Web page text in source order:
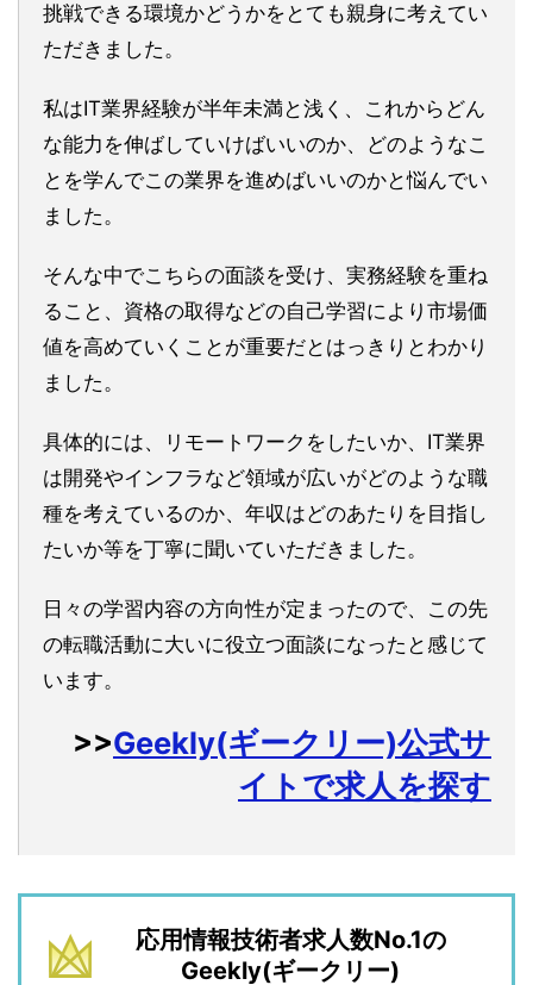
挑戦できる環境かどうかをとても親身に考えてい
ただきました。
私はIT業界経験が半年未満と浅く、これからどん
な能力を伸ばしていけばいいのか、どのようなこ
とを学んでこの業界を進めばいいのかと悩んでい
ました。
そんな中でこちらの面談を受け、実務経験を重ね
ること、資格の取得などの自己学習により市場価
値を高めていくことが重要だとはっきりとわかり
ました。
具体的には、リモートワークをしたいか、IT業界
は開発やインフラなど領域が広いがどのような職
種を考えているのか、年収はどのあたりを目指し
たいか等を丁寧に聞いていただきました。
日々の学習内容の方向性が定まったので、この先
の転職活動に大いに役立つ面談になったと感じて
います。
>>Geekly(ギークリー)公式サ
イトで求人を探す
応用情報技術者求人数No.1の
Geekly(ギークリー)